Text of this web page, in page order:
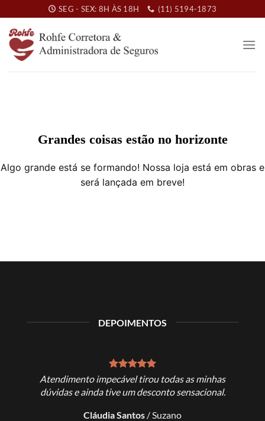
to
content
SEG - SEX: 8H ÀS 18H (11) 5194-1873
Grandes coisas estão no horizonte
Algo grande está se formando! Nossa loja está em obras e
será lançada em breve!
DEPOIMENTOS
Atendimento impecável tirou todas as minhas
dúvidas e ainda tive um desconto sensacional.
Cláudia Santos /Suzano